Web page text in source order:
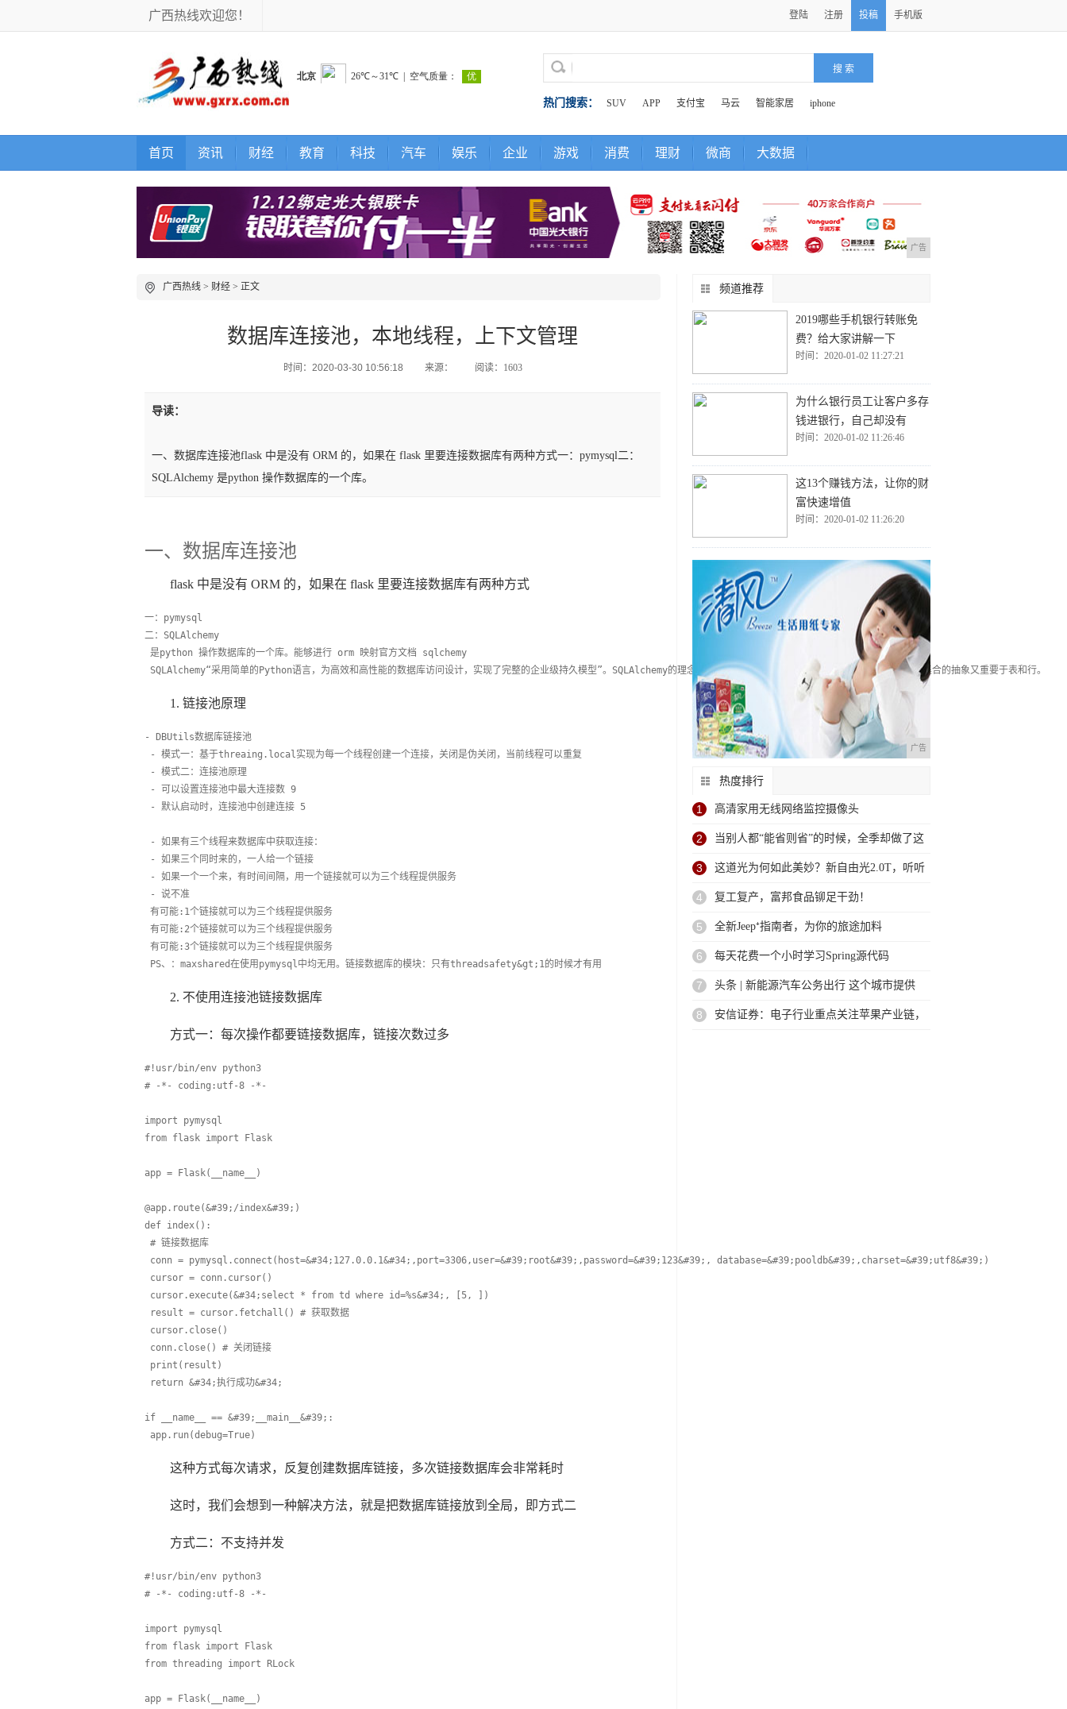
广西热线欢迎您！ 登陆 注册 投稿 手机版
热门搜索： SUV APP 支付宝 马云 智能家居 iphone
首页 资讯 财经 教育 科技 汽车 娱乐 企业 游戏 消费 理财 微商 大数据
广告
广西热线 > 财经 > 正文
数据库连接池，本地线程，上下文管理
时间：2020-03-30 10:56:18 来源： 阅读：1603
导读：
一、数据库连接池flask 中是没有 ORM 的，如果在 flask 里要连接数据库有两种方式一：pymysql二：
SQLAlchemy 是python 操作数据库的一个库。
一、数据库连接池
flask 中是没有 ORM 的，如果在 flask 里要连接数据库有两种方式
一：pymysql
二：SQLAlchemy
是python 操作数据库的一个库。能够进行 orm 映射官方文档 sqlchemy
SQLAlchemy“采用简单的Python语言，为高效和高性能的数据库访问设计，实现了完整的企业级持久模型”。SQLAlchemy的理念是，SQL数据库的量级和性能重要于对象集合；而对象集合的抽象又重要于表和行。
1. 链接池原理
- DBUtils数据库链接池
- 模式一：基于threaing.local实现为每一个线程创建一个连接，关闭是伪关闭，当前线程可以重复
- 模式二：连接池原理
- 可以设置连接池中最大连接数 9
- 默认启动时，连接池中创建连接 5
- 如果有三个线程来数据库中获取连接：
- 如果三个同时来的，一人给一个链接
- 如果一个一个来，有时间间隔，用一个链接就可以为三个线程提供服务
- 说不准
有可能:1个链接就可以为三个线程提供服务
有可能:2个链接就可以为三个线程提供服务
有可能:3个链接就可以为三个线程提供服务
PS、：maxshared在使用pymysql中均无用。链接数据库的模块：只有threadsafety&gt;1的时候才有用
2. 不使用连接池链接数据库
方式一：每次操作都要链接数据库，链接次数过多
#!usr/bin/env python3
# -*- coding:utf-8 -*-
import pymysql
from flask import Flask
app = Flask(__name__)
@app.route(&#39;/index&#39;)
def index():
# 链接数据库
conn = pymysql.connect(host=&#34;127.0.0.1&#34;,port=3306,user=&#39;root&#39;,password=&#39;123&#39;, database=&#39;pooldb&#39;,charset=&#39;utf8&#39;)
cursor = conn.cursor()
cursor.execute(&#34;select * from td where id=%s&#34;, [5, ])
result = cursor.fetchall() # 获取数据
cursor.close()
conn.close() # 关闭链接
print(result)
return &#34;执行成功&#34;
if __name__ == &#39;__main__&#39;:
app.run(debug=True)
这种方式每次请求，反复创建数据库链接，多次链接数据库会非常耗时
这时，我们会想到一种解决方法，就是把数据库链接放到全局，即方式二
方式二：不支持并发
#!usr/bin/env python3
# -*- coding:utf-8 -*-
import pymysql
from flask import Flask
from threading import RLock
app = Flask(__name__)
频道推荐
2019哪些手机银行转账免
费？给大家讲解一下
时间：2020-01-02 11:27:21
为什么银行员工让客户多存
钱进银行，自己却没有
时间：2020-01-02 11:26:46
这13个赚钱方法，让你的财
富快速增值
时间：2020-01-02 11:26:20
广告
热度排行
1 高清家用无线网络监控摄像头
2 当别人都“能省则省”的时候，全季却做了这
件
3 这道光为何如此美妙？新自由光2.0T，听听
4 复工复产，富邦食品铆足干劲！
5 全新Jeep⁺指南者，为你的旅途加料
6 每天花费一个小时学习Spring源代码
7 头条 | 新能源汽车公务出行 这个城市提供
8 安信证券：电子行业重点关注苹果产业链，